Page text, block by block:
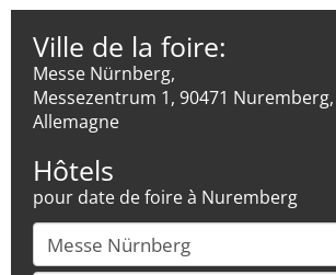
Ville de la foire:
Messe Nürnberg,
Messezentrum 1, 90471
Allemagne
Hôtels
pour date de foire à Nuremberg